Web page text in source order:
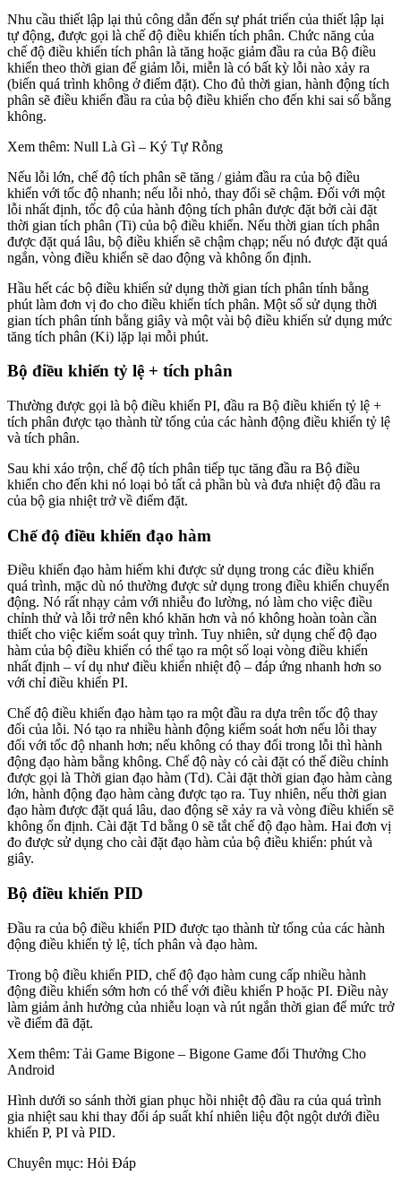
Nhu cầu thiết lập lại thủ công dẫn đến sự phát triển của thiết lập lại
tự động, được gọi là chế độ điều khiển tích phân. Chức năng của
chế độ điều khiển tích phân là tăng hoặc giảm đầu ra của Bộ điều
khiển theo thời gian để giảm lỗi, miễn là có bất kỳ lỗi nào xảy ra
(biến quá trình không ở điểm đặt). Cho đủ thời gian, hành động tích
phân sẽ điều khiển đầu ra của bộ điều khiển cho đến khi sai số bằng
không.
Xem thêm: Null Là Gì – Ký Tự Rỗng
Nếu lỗi lớn, chế độ tích phân sẽ tăng / giảm đầu ra của bộ điều
khiển với tốc độ nhanh; nếu lỗi nhỏ, thay đổi sẽ chậm. Đối với một
lỗi nhất định, tốc độ của hành động tích phân được đặt bởi cài đặt
thời gian tích phân (Ti) của bộ điều khiển. Nếu thời gian tích phân
được đặt quá lâu, bộ điều khiển sẽ chậm chạp; nếu nó được đặt quá
ngắn, vòng điều khiển sẽ dao động và không ổn định.
Hầu hết các bộ điều khiển sử dụng thời gian tích phân tính bằng
phút làm đơn vị đo cho điều khiển tích phân. Một số sử dụng thời
gian tích phân tính bằng giây và một vài bộ điều khiển sử dụng mức
tăng tích phân (Ki) lặp lại mỗi phút.
Bộ điều khiển tỷ lệ + tích phân
Thường được gọi là bộ điều khiển PI, đầu ra Bộ điều khiển tỷ lệ +
tích phân được tạo thành từ tổng của các hành động điều khiển tỷ lệ
và tích phân.
Sau khi xáo trộn, chế độ tích phân tiếp tục tăng đầu ra Bộ điều
khiển cho đến khi nó loại bỏ tất cả phần bù và đưa nhiệt độ đầu ra
của bộ gia nhiệt trở về điểm đặt.
Chế độ điều khiển đạo hàm
Điều khiển đạo hàm hiếm khi được sử dụng trong các điều khiển
quá trình, mặc dù nó thường được sử dụng trong điều khiển chuyển
động. Nó rất nhạy cảm với nhiễu đo lường, nó làm cho việc điều
chỉnh thử và lỗi trở nên khó khăn hơn và nó không hoàn toàn cần
thiết cho việc kiểm soát quy trình. Tuy nhiên, sử dụng chế độ đạo
hàm của bộ điều khiển có thể tạo ra một số loại vòng điều khiển
nhất định – ví dụ như điều khiển nhiệt độ – đáp ứng nhanh hơn so
với chỉ điều khiển PI.
Chế độ điều khiển đạo hàm tạo ra một đầu ra dựa trên tốc độ thay
đổi của lỗi. Nó tạo ra nhiều hành động kiểm soát hơn nếu lỗi thay
đổi với tốc độ nhanh hơn; nếu không có thay đổi trong lỗi thì hành
động đạo hàm bằng không. Chế độ này có cài đặt có thể điều chỉnh
được gọi là Thời gian đạo hàm (Td). Cài đặt thời gian đạo hàm càng
lớn, hành động đạo hàm càng được tạo ra. Tuy nhiên, nếu thời gian
đạo hàm được đặt quá lâu, dao động sẽ xảy ra và vòng điều khiển sẽ
không ổn định. Cài đặt Td bằng 0 sẽ tắt chế độ đạo hàm. Hai đơn vị
đo được sử dụng cho cài đặt đạo hàm của bộ điều khiển: phút và
giây.
Bộ điều khiển PID
Đầu ra của bộ điều khiển PID được tạo thành từ tổng của các hành
động điều khiển tỷ lệ, tích phân và đạo hàm.
Trong bộ điều khiển PID, chế độ đạo hàm cung cấp nhiều hành
động điều khiển sớm hơn có thể với điều khiển P hoặc PI. Điều này
làm giảm ảnh hưởng của nhiễu loạn và rút ngắn thời gian để mức trở
về điểm đã đặt.
Xem thêm: Tải Game Bigone – Bigone Game đổi Thưởng Cho
Android
Hình dưới so sánh thời gian phục hồi nhiệt độ đầu ra của quá trình
gia nhiệt sau khi thay đổi áp suất khí nhiên liệu đột ngột dưới điều
khiển P, PI và PID.
Chuyên mục: Hỏi Đáp